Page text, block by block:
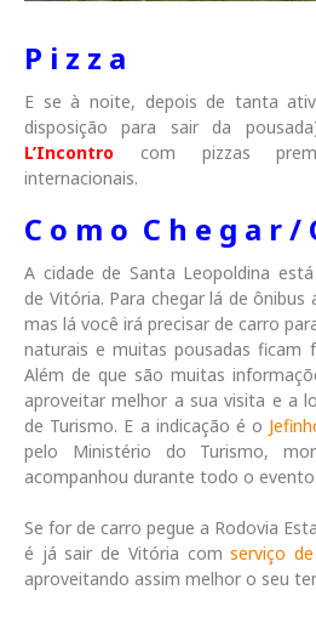
P i z z a
E se à noite, depois de tanta
disposição para sair da
L’Incontro com pizzas
internacionais.
C o m o C h e g a r /
A cidade de Santa Leopoldina
de Vitória. Para chegar lá de
mas lá você irá precisar de carro
naturais e muitas pousadas ficam
Além de que são muitas
aproveitar melhor a sua visita e a
de Turismo. E a indicação é o
pelo Ministério do Turismo,
acompanhou durante todo o evento.
Se for de carro pegue a Rodovia
é já sair de Vitória comserviço
aproveitando assim melhor o seu